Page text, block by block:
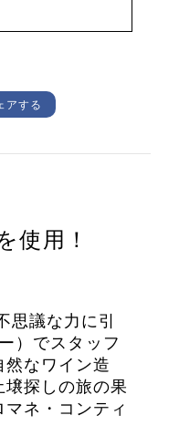
アする
使用！
議な力に引
）でスタッフ
なワイン造
探しの旅の果
ネ・コンティ